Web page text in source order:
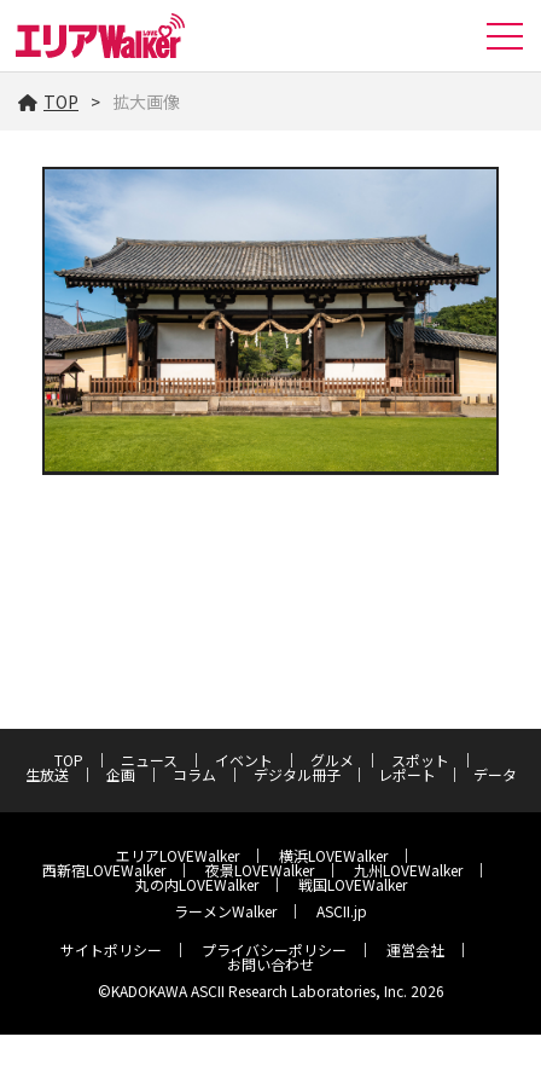
TOP 拡大画像
TOP ニュース イベント グルメ スポット
生放送 企画 コラム デジタル冊子 レポート データ
エリアLOVEWalker 横浜LOVEWalker
西新宿LOVEWalker 夜景LOVEWalker 九州LOVEWalker
丸の内LOVEWalker
戦国LOVEWalker
ラーメンWalker
ASCII.jp
サイトポリシー
プライバシーポリシー 運営会社
お問い合わせ
©KADOKAWA ASCII Research Laboratories, Inc. 2026